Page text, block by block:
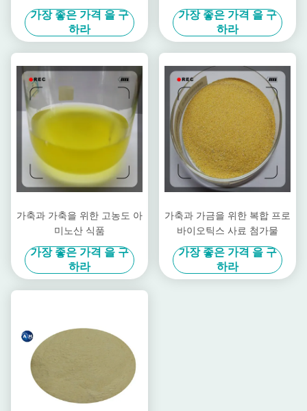
가장 좋은 가격 을 구
하라
연 파우더를 킬레이팅했습니
다
가장 좋은 가격 을 구
하라
가축과 가축을 위한 고농도 아
미노산 식품
가장 좋은 가격 을 구
하라
가축과 가금을 위한 복합 프로
바이오틱스 사료 첨가물
가장 좋은 가격 을 구
하라